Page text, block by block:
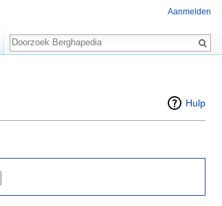
Hulp
Aanmelden
Zoeken